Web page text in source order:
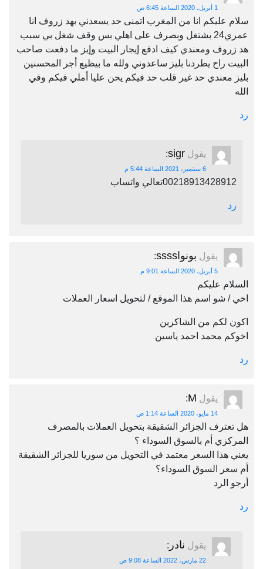
1 أبريل، 2020 الساعة 6:45 ص
سلام عليكم انا من المغرب اتمنى حد يسعدني بهد زروف انا
عمري24 بشتغل وبصرف على اهلي بس وقف شغل بي سبب
هد زروف ومعندي كيف ادفع إيجار البيت وإيز ما دفعت صاحب
البيت راح يطردنا بليز ساعدوني ولله ما بيظيع أجر المحسنين
بليز معندي حد غير قلب حد فيكم يحن عليا أملي فيكم وفي
الله
رد
يقول sigr
:
6 سبتمبر، 2021 الساعة 5:44 م
00218913428912تعالي واتساب
رد
يقول بونواssss :
5 أبريل، 2020 الساعة 9:01 م
السلام عليكم
اخي / شو اسم هذا الموقع / لتحويل اسعار العملات
اكون لكم من الشاكرين
اخوكم محمد احمد ياسين
رد
يقول M
:
14 مايو، 2020 الساعة 1:14 ص
هل تعترف الجزائر الشقيقة بتحويل العملات بالمصرف
المركزي أم بالسوق السوداء ؟
يعني هذا السعر معتمد في التحويل من سوريا للجزائر الشقيقة
أم سعر السوق السوداء؟
أرجو الرد
رد
يقول نادر :
22 مارس، 2022 الساعة 9:08 ص